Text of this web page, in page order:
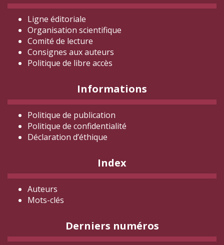
Ligne éditoriale
Organisation scientifique
Comité de lecture
Consignes aux auteurs
Politique de libre accès
Informations
Politique de publication
Politique de confidentialité
Déclaration d’éthique
Index
Auteurs
Mots-clés
Derniers numéros